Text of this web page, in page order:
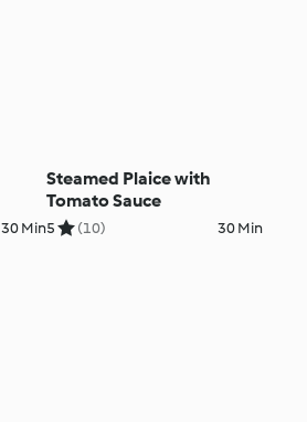
30 Min
Steamed Plaice with
Tomato Sauce
5 (10) 30 Min